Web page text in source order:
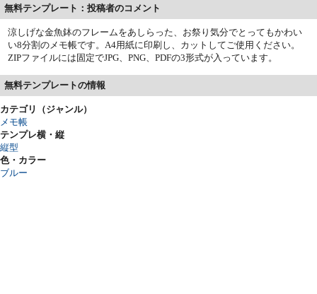
無料テンプレート：投稿者のコメント
涼しげな金魚鉢のフレームをあしらった、お祭り気分でとってもかわい
い8分割のメモ帳です。A4用紙に印刷し、カットしてご使用ください。
ZIPファイルには固定でJPG、PNG、PDFの3形式が入っています。
無料テンプレートの情報
カテゴリ（ジャンル）
メモ帳
テンプレ横・縦
縦型
色・カラー
ブルー